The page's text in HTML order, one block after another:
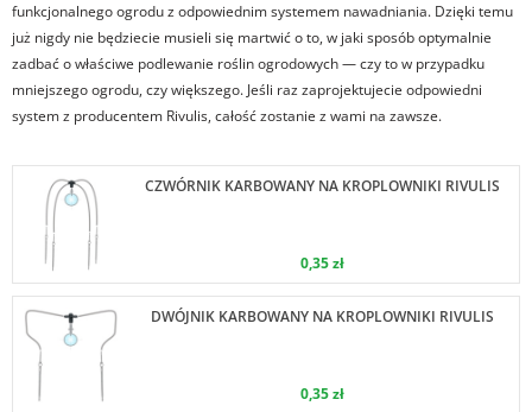
funkcjonalnego ogrodu z odpowiednim systemem nawadniania. Dzięki temu
już nigdy nie będziecie musieli się martwić o to, w jaki sposób optymalnie
zadbać o właściwe podlewanie roślin ogrodowych — czy to w przypadku
mniejszego ogrodu, czy większego. Jeśli raz zaprojektujecie odpowiedni
system z producentem Rivulis, całość zostanie z wami na zawsze.
CZWÓRNIK KARBOWANY NA KROPLOWNIKI RIVULIS
0,35 zł
DWÓJNIK KARBOWANY NA KROPLOWNIKI RIVULIS
0,35 zł